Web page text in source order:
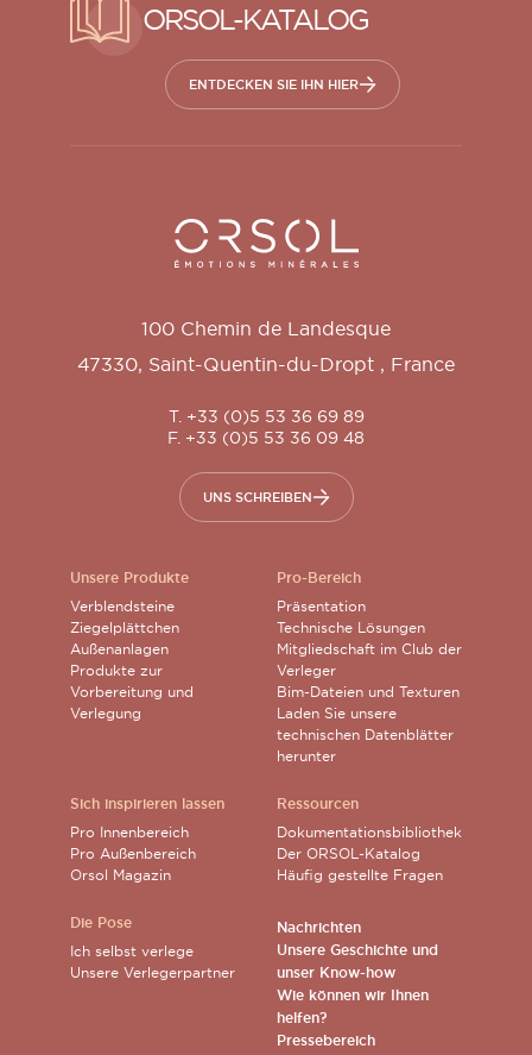
ORSOL-KATALOG
ENTDECKEN SIE IHN HIER
Orsol S.A.
100 Chemin de Landesque
47330, Saint-Quentin-du-Dropt , France
T. +33 (0)5 53 36 69 89
F. +33 (0)5 53 36 09 48
UNS SCHREIBEN
Unsere Produkte
Verblendsteine
Ziegelplättchen
Außenanlagen
Produkte zur
Vorbereitung und
Verlegung
Sich inspirieren lassen
Pro Innenbereich
Pro Außenbereich
Orsol Magazin
Die Pose
Ich selbst verlege
Unsere Verlegerpartner
Pro-Bereich
Präsentation
Technische Lösungen
Mitgliedschaft im Club der
Verleger
Bim-Dateien und Texturen
Laden Sie unsere
technischen Datenblätter
herunter
Ressourcen
Dokumentationsbibliothek
Der ORSOL-Katalog
Häufig gestellte Fragen
Nachrichten
Unsere Geschichte und
unser Know-how
Wie können wir Ihnen
helfen?
Pressebereich